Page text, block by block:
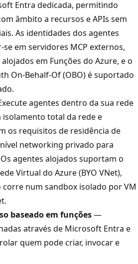
Entra dedicada, permitindo
âmbito a recursos e APIs sem
As identidades dos agentes
em servidores MCP externos,
em Funções do Azure, e o
On-Behalf-Of (OBO) é suportado
agentes dentro da sua rede
total da rede e
os requisitos de residência de
networking privado para
agentes alojados suportam o
Virtual do Azure (BYO VNet),
corre num sandbox isolado por VM
baseado em funções—
através de Microsoft Entra e
quem pode criar, invocar e